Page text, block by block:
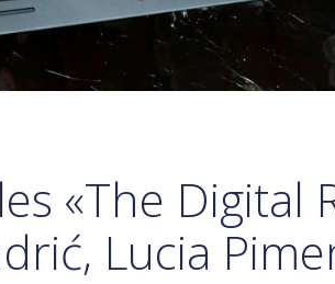
«The Digital
Lucia